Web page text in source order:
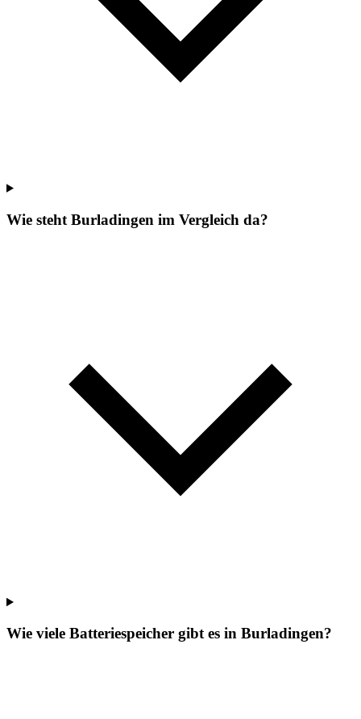
Wie steht Burladingen im Vergleich da?
Wie viele Batteriespeicher gibt es in Burladingen?